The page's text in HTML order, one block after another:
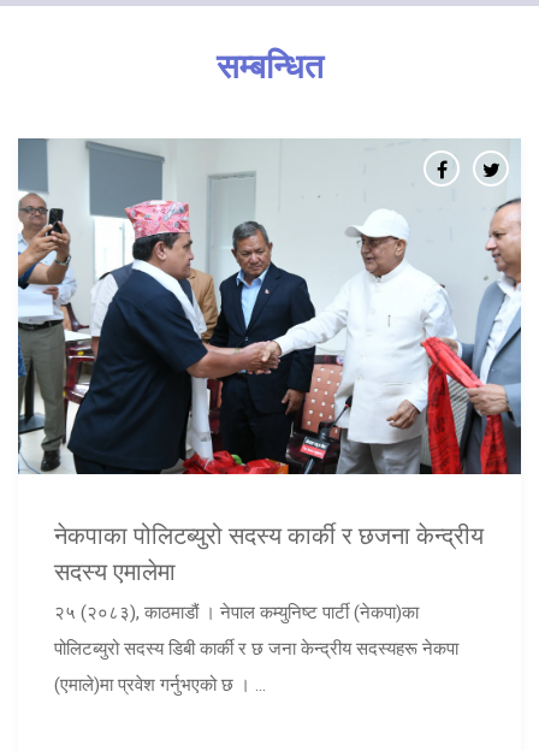
सम्बन्धित
नेकपाका पोलिटब्युरो सदस्य कार्की र छजना केन्द्रीय
सदस्य एमालेमा
२५ (२०८३), काठमाडौं । नेपाल कम्युनिष्ट पार्टी (नेकपा)का
पोलिटब्युरो सदस्य डिबी कार्की र छ जना केन्द्रीय सदस्यहरू नेकपा
(एमाले)मा प्रवेश गर्नुभएको छ । ...